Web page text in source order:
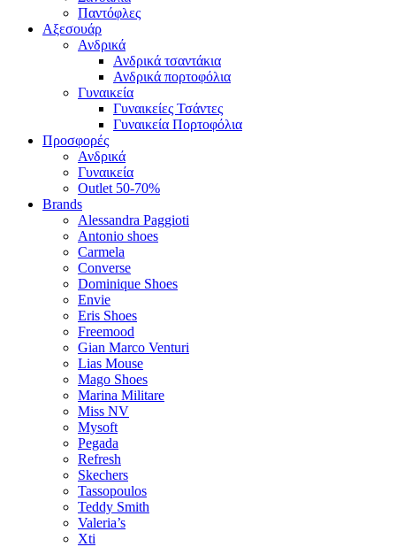
Παντόφλες
Αξεσουάρ
Ανδρικά
Ανδρικά τσαντάκια
Ανδρικά πορτοφόλια
Γυναικεία
Γυναικείες Τσάντες
Γυναικεία Πορτοφόλια
Προσφορές
Ανδρικά
Γυναικεία
Outlet 50-70%
Brands
Alessandra Paggioti
Antonio shoes
Carmela
Converse
Dominique Shoes
Envie
Eris Shoes
Freemood
Gian Marco Venturi
Lias Mouse
Mago Shoes
Marina Militare
Miss NV
Mysoft
Pegada
Refresh
Skechers
Tassopoulos
Teddy Smith
Valeria’s
Xti